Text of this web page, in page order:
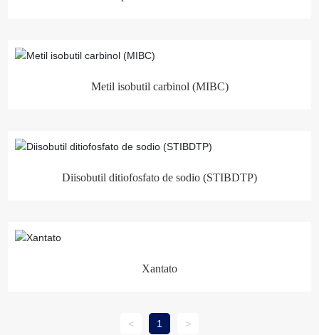
Metil isobutil carbinol (MIBC)
Diisobutil ditiofosfato de sodio (STIBDTP)
Xantato
< 1 >